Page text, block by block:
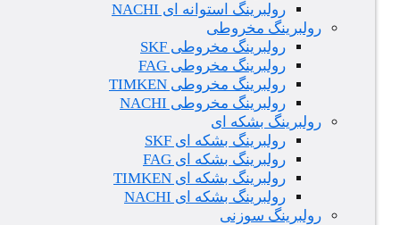
رولبرینگ استوانه ای NACHI
رولبرینگ مخروطی
رولبرینگ مخروطی SKF
رولبرینگ مخروطی FAG
رولبرینگ مخروطی TIMKEN
رولبرینگ مخروطی NACHI
رولبرینگ بشکه ای
رولبرینگ بشکه ای SKF
رولبرینگ بشکه ای FAG
رولبرینگ بشکه ای TIMKEN
رولبرینگ بشکه ای NACHI
رولبرینگ سوزنی